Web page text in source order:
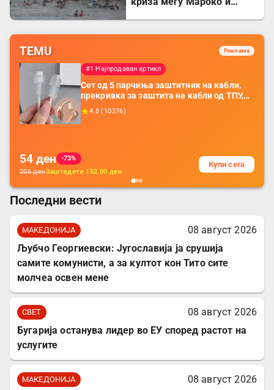
TEMU Реклама
#1 Најпродаван артикл
Сет од 5 парчиња заштитник на кабли,
прекривка за заштита на кабли од ТПУ,
додатоци за заштита на кабли, без
батерија, за мобилни телефони, комплет
4.8 (10276)
54 ден
-73%
206денЗаштедете 152.00 ден
Купи сега
Последни вести
МАКЕДОНИЈА
08 август 2026
Љубчо Георгиевски: Југославија ја срушија
самите комунисти, а за култот кон Тито сите
молчеа освен мене
СВЕТ
08 август 2026
Бугарија останува лидер во ЕУ според растот на
услугите
МАКЕДОНИЈА
08 август 2026